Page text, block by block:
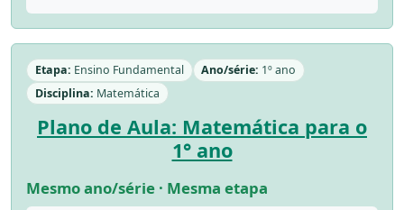
Etapa: Ensino Fundamental Ano/série: 1º ano
Disciplina: Matemática
Plano de Aula: Matemática para o
1° ano
Mesmo ano/série · Mesma etapa